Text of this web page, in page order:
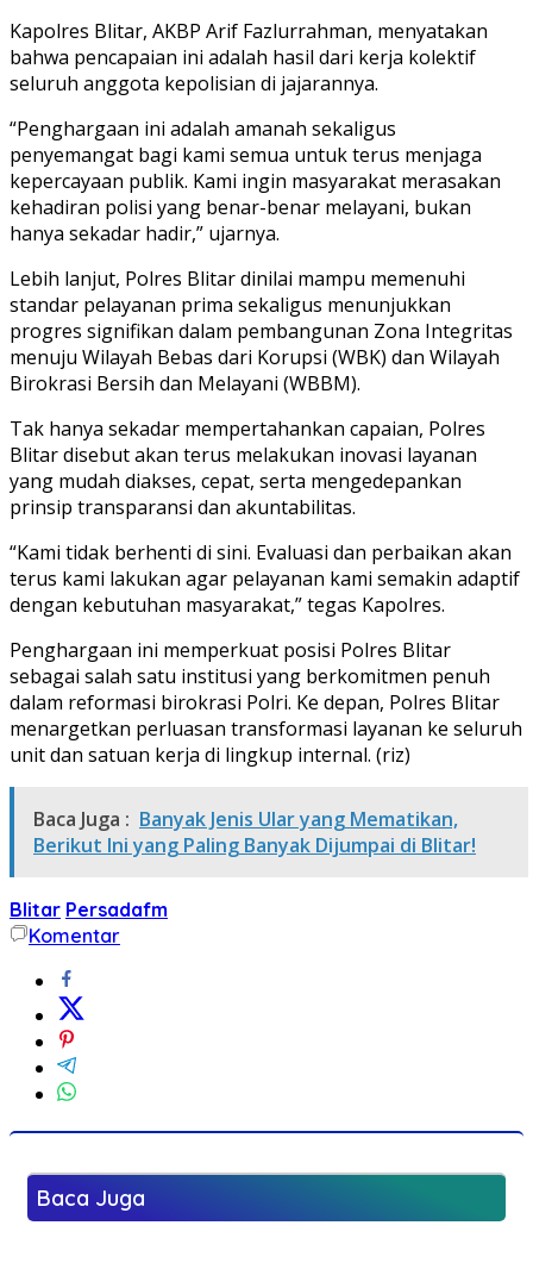
Kapolres Blitar, AKBP Arif Fazlurrahman, menyatakan
bahwa pencapaian ini adalah hasil dari kerja kolektif
seluruh anggota kepolisian di jajarannya.
“Penghargaan ini adalah amanah sekaligus
penyemangat bagi kami semua untuk terus menjaga
kepercayaan publik. Kami ingin masyarakat merasakan
kehadiran polisi yang benar-benar melayani, bukan
hanya sekadar hadir,” ujarnya.
Lebih lanjut, Polres Blitar dinilai mampu memenuhi
standar pelayanan prima sekaligus menunjukkan
progres signifikan dalam pembangunan Zona Integritas
menuju Wilayah Bebas dari Korupsi (WBK) dan Wilayah
Birokrasi Bersih dan Melayani (WBBM).
Tak hanya sekadar mempertahankan capaian, Polres
Blitar disebut akan terus melakukan inovasi layanan
yang mudah diakses, cepat, serta mengedepankan
prinsip transparansi dan akuntabilitas.
“Kami tidak berhenti di sini. Evaluasi dan perbaikan akan
terus kami lakukan agar pelayanan kami semakin adaptif
dengan kebutuhan masyarakat,” tegas Kapolres.
Penghargaan ini memperkuat posisi Polres Blitar
sebagai salah satu institusi yang berkomitmen penuh
dalam reformasi birokrasi Polri. Ke depan, Polres Blitar
menargetkan perluasan transformasi layanan ke seluruh
unit dan satuan kerja di lingkup internal. (riz)
Baca Juga : Banyak Jenis Ular yang Mematikan,
Berikut Ini yang Paling Banyak Dijumpai di Blitar!
Blitar Persadafm
Komentar
Baca Juga